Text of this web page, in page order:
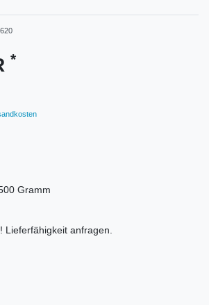
*
Gramm
Lieferfähigkeit anfragen.